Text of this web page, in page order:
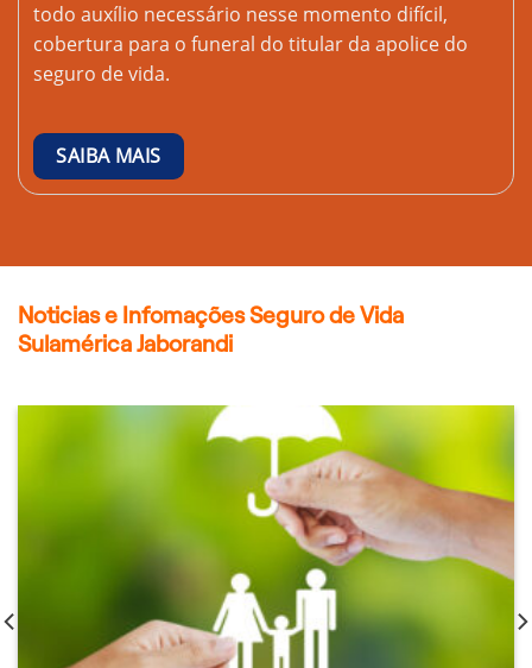
todo auxílio necessário nesse momento difícil,
cobertura para o funeral do titular da apolice do
seguro de vida.
SAIBA MAIS
Noticias e Infomações Seguro de Vida
Sulamérica Jaborandi